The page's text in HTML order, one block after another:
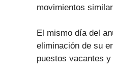
movimientos
El mismo día del
eliminación de su
puestos vacantes